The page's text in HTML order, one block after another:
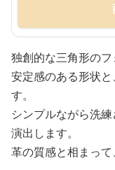
独創的な三角形のフ
安定感のある形状
す。
シンプルながら洗
演出します。
革の質感と相まって